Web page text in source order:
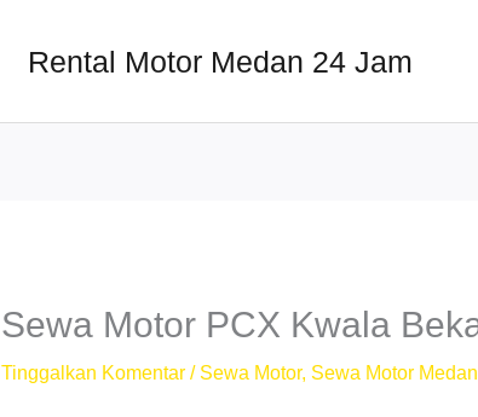
Rental Motor Medan 24 Jam
Sewa Motor PCX Kwala
Tinggalkan Komentar / Sewa Motor, Sewa Motor Medan